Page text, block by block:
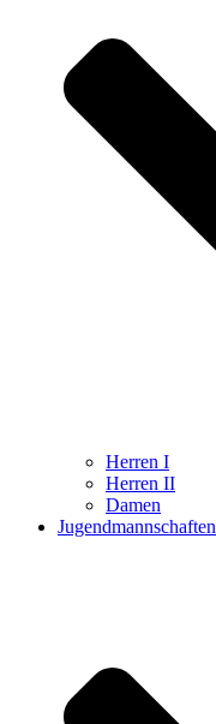
Herren I
Herren II
Damen
Jugendmannschaften